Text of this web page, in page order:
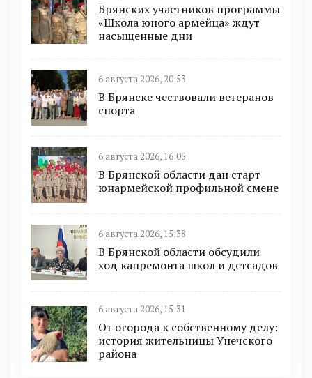
Брянских участников программы
«Школа юного армейца» ждут
насыщенные дни
6 августа 2026, 20:53
В Брянске чествовали ветеранов
спорта
6 августа 2026, 16:05
В Брянской области дан старт
юнармейской профильной смене
6 августа 2026, 15:38
В Брянской области обсудили
ход капремонта школ и детсадов
6 августа 2026, 15:31
От огорода к собственному делу:
история жительницы Унечского
района